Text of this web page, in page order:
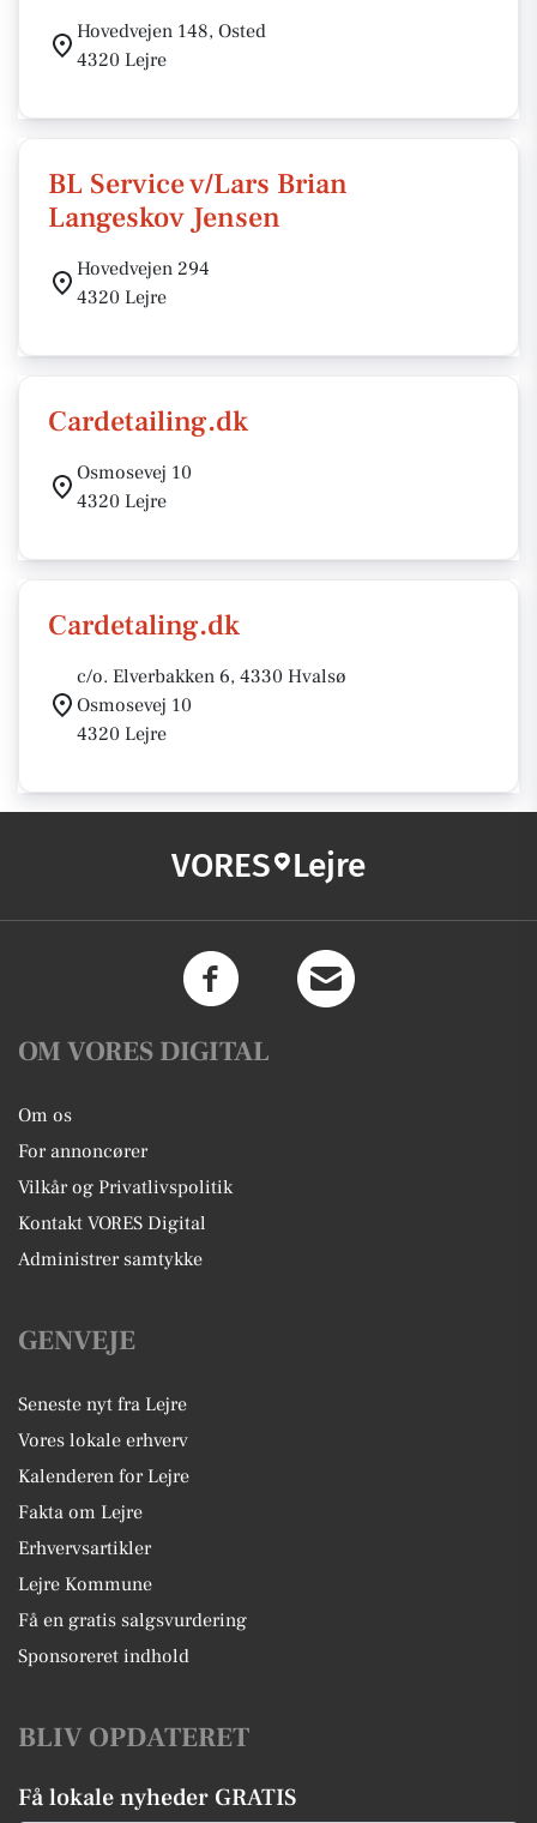
Hovedvejen 148, Osted
4320 Lejre
BL Service v/Lars Brian
Langeskov Jensen
Hovedvejen 294
4320 Lejre
Cardetailing.dk
Osmosevej 10
4320 Lejre
Cardetaling.dk
c/o. Elverbakken 6, 4330 Hvalsø
Osmosevej 10
4320 Lejre
VORES Lejre
OM VORES DIGITAL
Om os
For annoncører
Vilkår og Privatlivspolitik
Kontakt VORES Digital
Administrer samtykke
GENVEJE
Seneste nyt fra Lejre
Vores lokale erhverv
Kalenderen for Lejre
Fakta om Lejre
Erhvervsartikler
Lejre Kommune
Få en gratis salgsvurdering
Sponsoreret indhold
BLIV OPDATERET
Få lokale nyheder GRATIS